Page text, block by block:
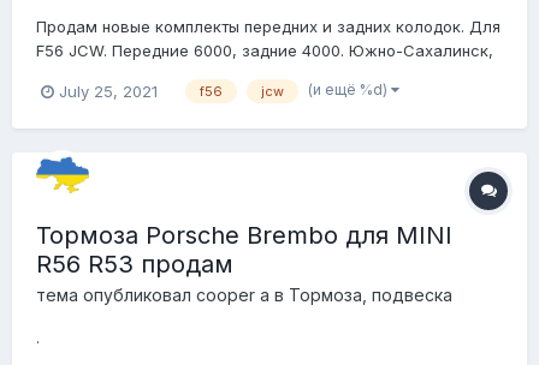
Продам новые комплекты передних и задних колодок. Для
F56 JCW. Передние 6000, задние 4000. Южно-Сахалинск,
разобрался в описании и заказал по два комплекта.
July 25, 2021 f56 jcw (и ещё %d)
Тормоза Porsche Brembo для MINI
R56 R53 продам
тема опубликовал cooper a в Тормоза, подвеска
.